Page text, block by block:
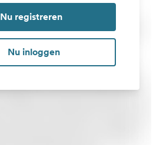
Nu registreren
Nu inloggen